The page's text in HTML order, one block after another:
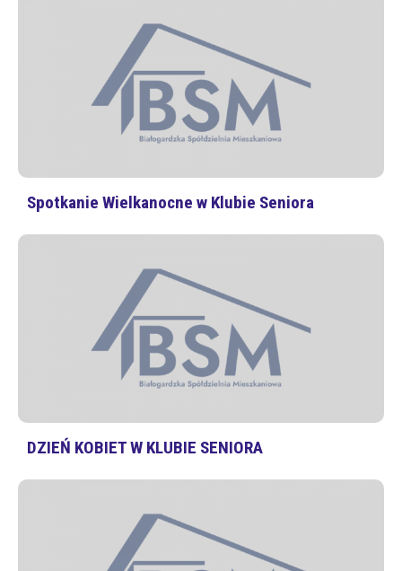
Spotkanie Wielkanocne w Klubie Seniora
DZIEŃ KOBIET W KLUBIE SENIORA